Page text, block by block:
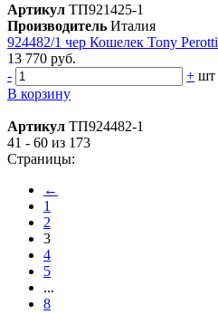
Артикул ТП921425-1
Производитель Италия
924482/1 чер Кошелек Tony Perotti
13 770 руб.
-
+ шт
В корзину
Артикул ТП924482-1
41 - 60 из 173
Страницы:
←
1
2
3
4
5
...
8